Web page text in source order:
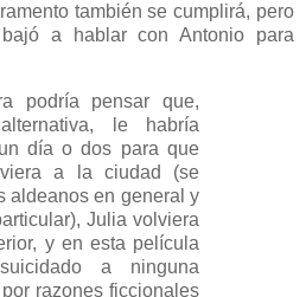
también se cumplirá, pero
a hablar con Antonio para
podría pensar que,
le habría
día o dos para que
a la ciudad (se
aldeanos en general y
Julia volviera
y en esta película
a ninguna
razones ficcionales